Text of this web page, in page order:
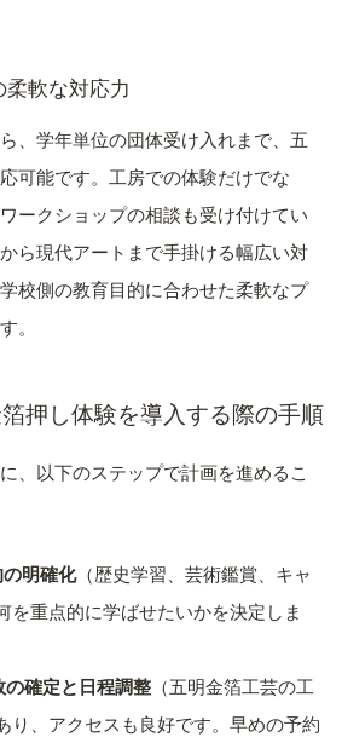
軟な対応力
、学年単位の団体受け入れまで、五
可能です。工房での体験だけでな
ークショップの相談も受け付けてい
ら現代アートまで手掛ける幅広い対
校側の教育目的に合わせた柔軟なプ
。
押し体験を導入する際の手順
、以下のステップで計画を進めるこ
明確化（歴史学習、芸術鑑賞、キャ
を重点的に学ばせたいかを決定しま
確定と日程調整 （五明金箔工芸の工
り、アクセスも良好です。早めの予約